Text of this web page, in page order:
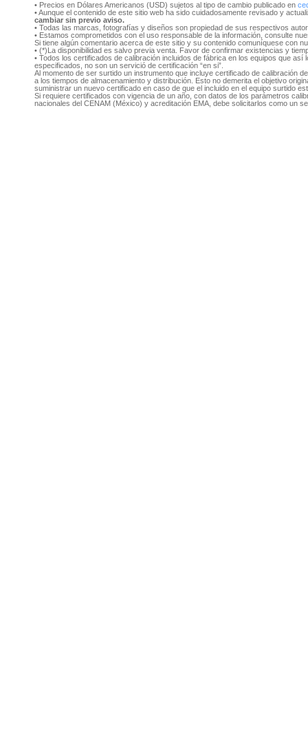
• Precios en Dólares Americanos (USD) sujetos al tipo de cambio publicado en
• Aunque el contenido de este sitio web ha sido cuidadosamente revisado y
cambiar sin previo aviso.
• Todas las marcas, fotografías y diseños son propiedad de sus respectivos
• Estamos comprometidos con el uso responsable de la información, consulte
Si tiene algún comentario acerca de este sitio y su contenido comuníquese con
• (*)La disponibilidad es salvo previa venta. Favor de confirmar existencias y
• Todos los certificados de calibración incluidos de fábrica en los equipos que
especificados, no son un servició de certificación “en si”.
Al momento de ser surtido un instrumento que incluye certificado de calibración
a los tiempos de almacenamiento y distribución. Esto no demerita el objetivo
suministrar un nuevo certificado en caso de que el incluido en el equipo surtido
Si requiere certificados con vigencia de un año, con datos de los parámetros
nacionales del CENAM (México) y acreditación EMA, debe solicitarlos como un